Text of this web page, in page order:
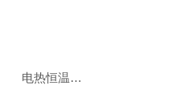
电热恒温芭乐APP网站免费进入2023